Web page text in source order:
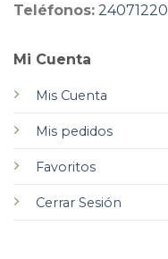
Mi Cuenta
Mis Cuenta
Mis pedidos
Favoritos
Cerrar Sesión
Teléfonos: 24071220